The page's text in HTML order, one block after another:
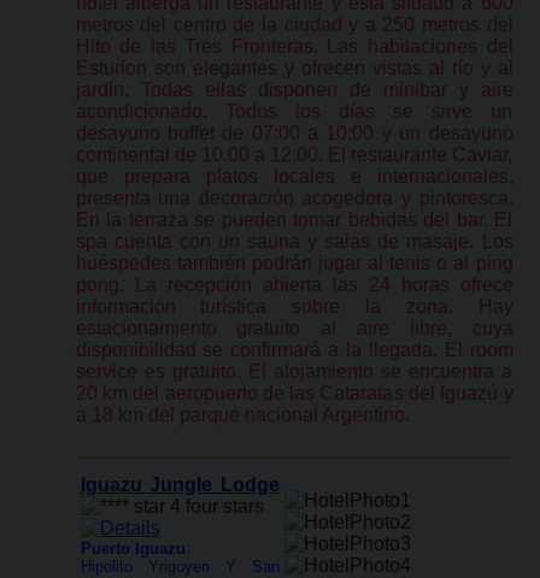
metros del centro de la ciudad y a 250 metros del
Hito de las Tres Fronteras. Las habitaciones del
Esturion son elegantes y ofrecen vistas al río y al
jardín. Todas ellas disponen de minibar y aire
acondicionado. Todos los días se sirve un
desayuno buffet de 07:00 a 10:00 y un desayuno
continental de 10:00 a 12:00. El restaurante Caviar,
que prepara platos locales e internacionales,
presenta una decoración acogedora y pintoresca.
En la terraza se pueden tomar bebidas del bar. El
spa cuenta con un sauna y salas de masaje. Los
huéspedes también podrán jugar al tenis o al ping
pong. La recepción abierta las 24 horas ofrece
información turística sobre la zona. Hay
estacionamiento gratuito al aire libre, cuya
disponibilidad se confirmará a la llegada. El room
service es gratuito. El alojamiento se encuentra a
20 km del aeropuerto de las Cataratas del Iguazú y
a 18 km del parque nacional Argentino.
Iguazu Jungle Lodge
Puerto Iguazu:
Hipolito Yrigoyen Y San